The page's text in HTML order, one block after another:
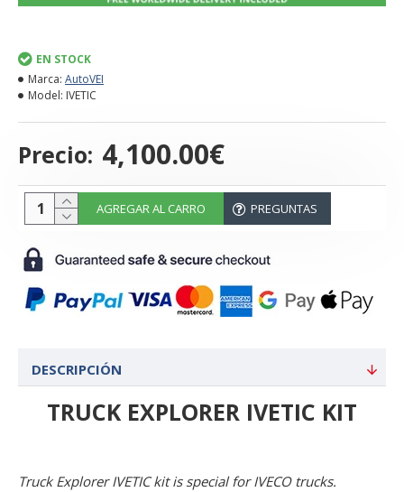
Precio: 4,100.00€
EN STOCK
Marca: AutoVEI
Model: IVETIC
AGREGAR AL CARRO PREGUNTAS
DESCRIPCIÓN
TRUCK EXPLORER IVETIC KIT
Truck Explorer IVETIC kit is special for IVECO trucks.